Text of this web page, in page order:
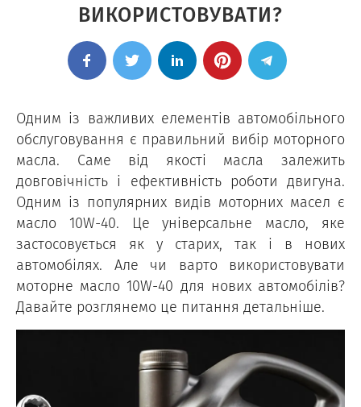
ВИКОРИСТОВУВАТИ?
Одним із важливих елементів автомобільного
обслуговування є правильний вибір моторного
масла. Саме від якості масла залежить
довговічність і ефективність роботи двигуна.
Одним із популярних видів моторних масел є
масло 10W-40. Це універсальне масло, яке
застосовується як у старих, так і в нових
автомобілях. Але чи варто використовувати
моторне масло 10W-40 для нових автомобілів?
Давайте розглянемо це питання детальніше.